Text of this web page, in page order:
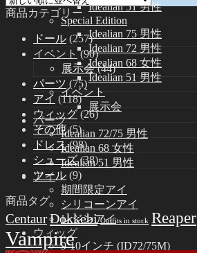
Idealian 51 男性
Special Edition
Idealian 75 男性
Idealian 72 男性
Idealian 68 女性
Idealian 51 男性
イベント
展示会
パーツ
Idealian 72/75 男性
Idealian 68 女性
Idealian 51 男性
アイ
期間限定アイ
シリコーンアイ
レジンアイ
ウィッグ
9-10インチ (ID72/75M)
商品カテゴリー
ドール (257)
イベント (90)
展示会 (44)
パーツ (75)
アイ (118)
ウィッグ (26)
その他 (5)
ドレス (98)
シューズ (38)
ツール (9)
商品タグ
CentaurDokkebi Outfits in stock Reaper
Vampire